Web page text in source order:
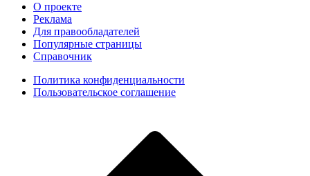
О проекте
Реклама
Для правообладателей
Популярные страницы
Справочник
Политика конфиденциальности
Пользовательское соглашение